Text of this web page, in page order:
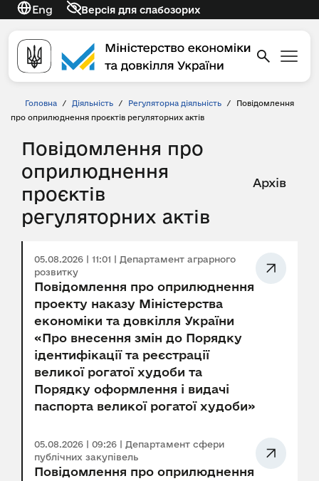
Eng Версія для слабозорих
Головна / Діяльність / Регуляторна діяльність /
Повідомлення
про оприлюднення проєктів регуляторних актів
Повідомлення про
оприлюднення
проєктів
регуляторних актів
Архів
05.08.2026 | 11:01 | Департамент аграрного
розвитку
Повідомлення про оприлюднення
проекту наказу Міністерства
економіки та довкілля України
«Про внесення змін до Порядку
ідентифікації та реєстрації
великої рогатої худоби та
Порядку оформлення і видачі
паспорта великої рогатої худоби»
05.08.2026 | 09:26 | Департамент сфери
публічних закупівель
Повідомлення про оприлюднення